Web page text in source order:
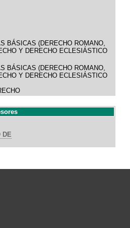
BÁSICAS (DERECHO ROMANO,
Y DERECHO ECLESIÁSTICO
BÁSICAS (DERECHO ROMANO,
Y DERECHO ECLESIÁSTICO
DE